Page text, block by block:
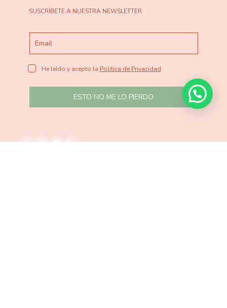
SUSCRÍBETE A NUESTRA NEWSLETTER
He leído y acepto la Política de Privacidad
ESTO NO ME LO PIERDO